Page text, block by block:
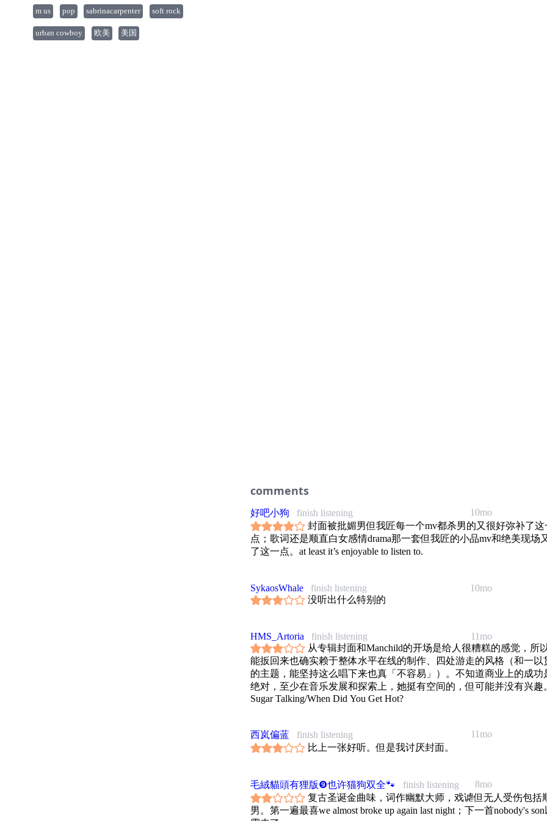
m us pop sabrinacarpenter soft rock
urban cowboy 欧美 美国
comments
10mo
好吧小狗
finish listening
封面被批媚男但我匠每一个mv都杀男的又很好弥补了这
点；歌词还是顺直白女感情drama那一套但我匠的小品mv和绝美现场
了这一点。at least it’s enjoyable to listen to.
10mo
SykaosWhale
finish listening
没听出什么特别的
11mo
HMS_Artoria
finish listening
从专辑封面和Manchild的开场是给人很糟糕的感觉，所
能扳回来也确实赖于整体水平在线的制作、四处游走的风格（和一以
的主题，能坚持这么唱下来也真「不容易」）。不知道商业上的成功
绝对，至少在音乐发展和探索上，她挺有空间的，但可能并没有兴趣
Sugar Talking/When Did You Get Hot?
11mo
西岚偏蓝
finish listening
比上一张好听。但是我讨厌封面。
8mo
毛絨貓頭有狸版❾也许猫狗双全🐾
finish listening
复古圣诞金曲味，词作幽默大师，戏谑但无人受伤包括
男。第一遍最喜we almost broke up again last night；下一首nobody's